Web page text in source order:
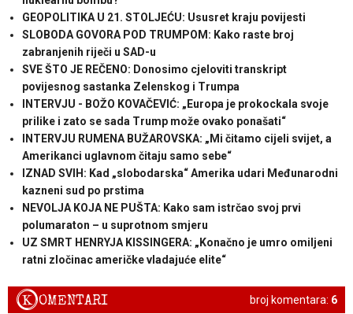
GEOPOLITIKA U 21. STOLJEĆU: Ususret kraju povijesti
SLOBODA GOVORA POD TRUMPOM: Kako raste broj
zabranjenih riječi u SAD-u
SVE ŠTO JE REČENO: Donosimo cjeloviti transkript
povijesnog sastanka Zelenskog i Trumpa
INTERVJU - BOŽO KOVAČEVIĆ: „Europa je prokockala svoje
prilike i zato se sada Trump može ovako ponašati“
INTERVJU RUMENA BUŽAROVSKA: „Mi čitamo cijeli svijet, a
Amerikanci uglavnom čitaju samo sebe“
IZNAD SVIH: Kad „slobodarska“ Amerika udari Međunarodni
kazneni sud po prstima
NEVOLJA KOJA NE PUŠTA: Kako sam istrčao svoj prvi
polumaraton – u suprotnom smjeru
UZ SMRT HENRYJA KISSINGERA: „Konačno je umro omiljeni
ratni zločinac američke vladajuće elite“
broj komentara: 6
KOMENTARI